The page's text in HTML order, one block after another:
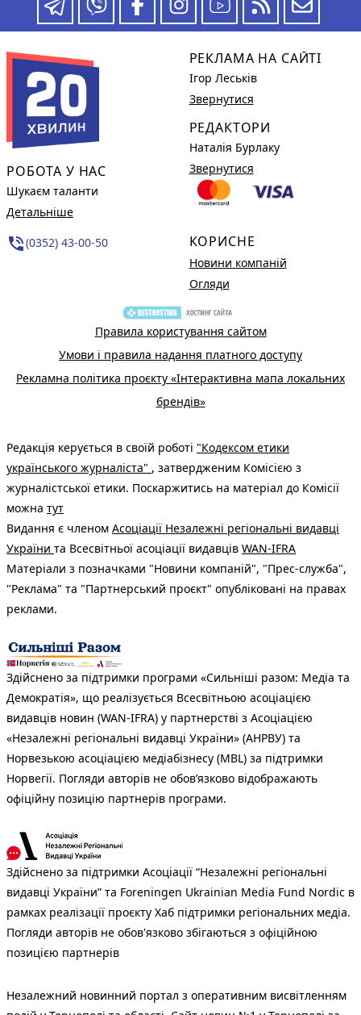
РОБОТА У НАС
Шукаєм таланти
Детальніше
phone_in_talk(0352) 43-00-50
РЕКЛАМА НА САЙТІ
Ігор Леськів
Звернутися
РЕДАКТОРИ
Наталія Бурлаку
Звернутися
КОРИСНЕ
Новини компаній
Огляди
Правила користування сайтом
Умови і правила надання платного доступу
Рекламна політика проєкту «Інтерактивна мапа локальних
брендів»
Редакція керується в своїй роботі "Кодексом етики
українського журналіста" , затвердженим Комісією з
журналістської етики. Поскаржитись на матеріал до Комісії
можна тут
Видання є членом Асоціації Незалежні регіональні видавці
України та Всесвітньої асоціації видавців WAN-IFRA
Матеріали з позначками "Новини компаній", "Прес-служба",
"Реклама" та "Партнерський проєкт" опубліковані на правах
реклами.
Здійснено за підтримки програми «Сильніші разом: Медіа та
Демократія», що реалізується Всесвітньою асоціацією
видавців новин (WAN-IFRA) у партнерстві з Асоціацією
«Незалежні регіональні видавці України» (АНРВУ) та
Норвезькою асоціацією медіабізнесу (MBL) за підтримки
Норвегії. Погляди авторів не обов’язково відображають
офіційну позицію партнерів програми.
Здійснено за підтримки Асоціації “Незалежні регіональні
видавці України” та Foreningen Ukrainian Media Fund Nordic в
рамках реалізації проєкту Хаб підтримки регіональних медіа.
Погляди авторів не обов'язково збігаються з офіційною
позицією партнерів
Незалежний новинний портал з оперативним висвітленням